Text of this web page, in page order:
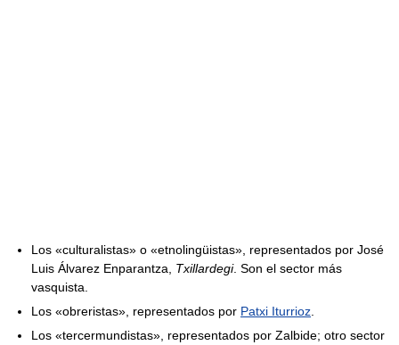
Los «culturalistas» o «etnolingüistas», representados por José
Luis Álvarez Enparantza, Txillardegi. Son el sector más
vasquista.
Los «obreristas», representados por Patxi Iturrioz
Los «tercermundistas», representados por Zalbide; otro sector